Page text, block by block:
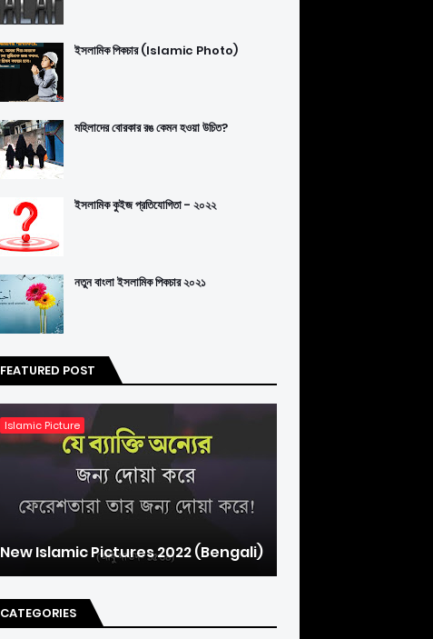
ইসলামিক পিকচার (Islamic Photo)
মহিলাদের বোরকার রঙ কেমন হওয়া উচিত?
ইসলামিক কুইজ প্রতিযোগিতা - ২০২২
নতুন বাংলা ইসলামিক পিকচার ২০২১
FEATURED POST
Islamic Picture
New Islamic Pictures 2022 (Bengali)
CATEGORIES